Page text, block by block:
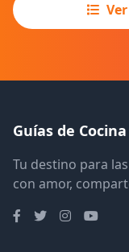
Guías de Cocina
Tu destino para
con amor,